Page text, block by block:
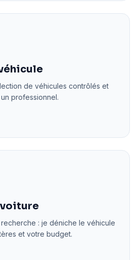
de véhicules contrôlés et
professionnel.
voiture
: je déniche le véhicule
et votre budget.